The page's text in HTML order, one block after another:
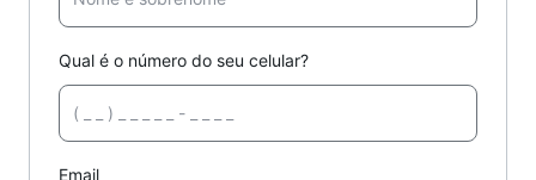
Qual é o número do seu celular?
Email